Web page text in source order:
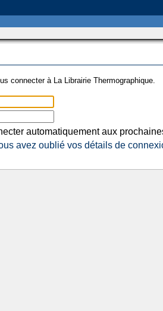
connecter à La Librairie Thermographique.
automatiquement aux
avez oublié vos détails de